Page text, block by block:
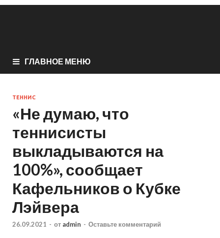
ГЛАВНОЕ МЕНЮ
ТЕННИС
«Не думаю, что
теннисисты
выкладываются на
100%», сообщает
Кафельников о Кубке
Лэйвера
26.09.2021 - от admin - Оставьте комментарий